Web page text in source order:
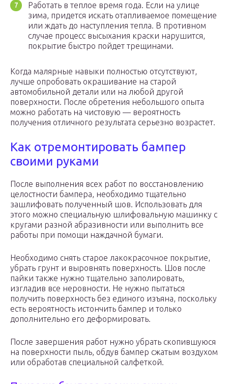
Работать в теплое время года. Если на улице
зима, придется искать отапливаемое помещение
или ждать до наступления тепла. В противном
случае процесс высыхания краски нарушится,
покрытие быстро пойдет трещинами.
Когда малярные навыки полностью отсутствуют,
лучше опробовать окрашивание на старой
автомобильной детали или на любой другой
поверхности. После обретения небольшого опыта
можно работать на чистовую — вероятность
получения отличного результата серьезно возрастет.
Как отремонтировать бампер
своими руками
После выполнения всех работ по восстановлению
целостности бампера, необходимо тщательно
зашлифовать полученный шов. Использовать для
этого можно специальную шлифовальную машинку с
кругами разной абразивности или выполнить все
работы при помощи наждачной бумаги.
Необходимо снять старое лакокрасочное покрытие,
убрать грунт и выровнять поверхность. Шов после
пайки также нужно тщательно заполировать,
изгладив все неровности. Не нужно пытаться
получить поверхность без единого изъяна, поскольку
есть вероятность истончить бампер и только
дополнительно его деформировать.
После завершения работ нужно убрать скопившуюся
на поверхности пыль, обдув бампер сжатым воздухом
или обработав специальной салфеткой.